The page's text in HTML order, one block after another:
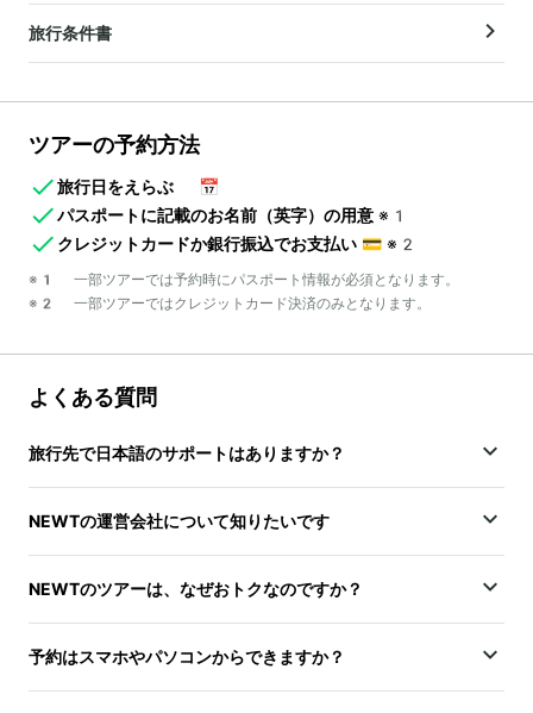
旅行条件書
ツアーの予約方法
旅行日をえらぶ
📅
パスポートに記載のお名前（英字）の用意 ※1
クレジットカードか銀行振込でお支払い 💳 ※2
※1 一部ツアーでは予約時にパスポート情報が必須となります。
※2 一部ツアーではクレジットカード決済のみとなります。
よくある質問
旅行先で日本語のサポートはありますか？
NEWTの運営会社について知りたいです
NEWTのツアーは、なぜおトクなのですか？
予約はスマホやパソコンからできますか？